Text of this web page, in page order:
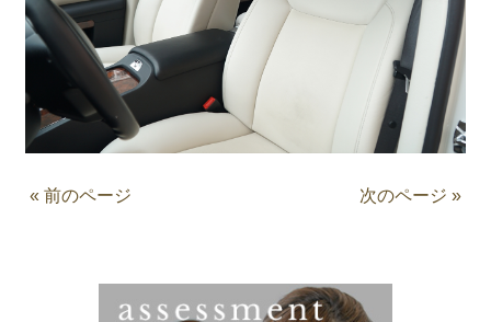
« 前のページ 次のページ »